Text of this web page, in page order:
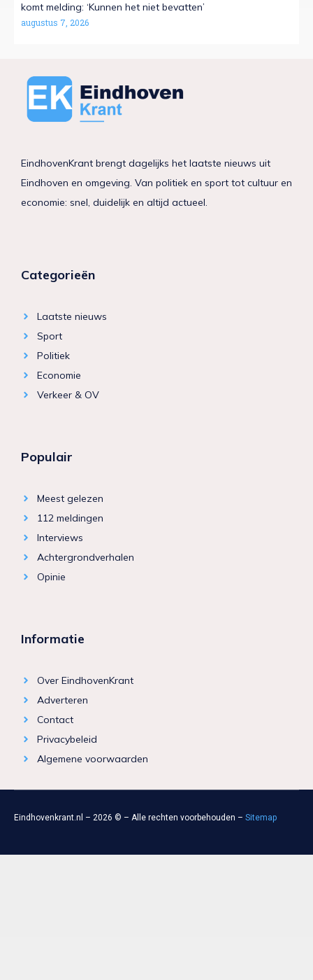
komt melding: ‘Kunnen het niet bevatten’
augustus 7, 2026
EindhovenKrant brengt dagelijks het laatste nieuws uit
Eindhoven en omgeving. Van politiek en sport tot cultuur en
economie: snel, duidelijk en altijd actueel.
Categorieën
Laatste nieuws
Sport
Politiek
Economie
Verkeer & OV
Populair
Meest gelezen
112 meldingen
Interviews
Achtergrondverhalen
Opinie
Informatie
Over EindhovenKrant
Adverteren
Contact
Privacybeleid
Algemene voorwaarden
Eindhovenkrant.nl – 2026 © – Alle rechten voorbehouden – Sitemap